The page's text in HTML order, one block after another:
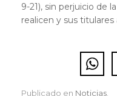
9-21), sin perjuicio de
realicen y sus titulares
Publicado en Noticias